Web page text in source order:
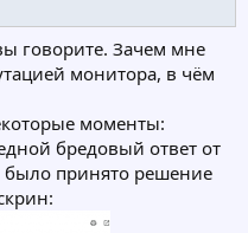
говорите. Зачем мне
монитора, в чём
моменты:
бредовый ответ от
было принято решение